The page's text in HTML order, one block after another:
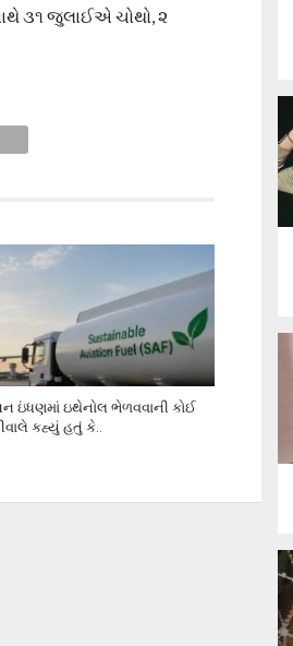
૩૧ જુલાઈએ ચોથો, ૨
ઇંધણમાં ઇથેનોલ ભેળવવાની કોઈ
કહ્યું હતું કે..